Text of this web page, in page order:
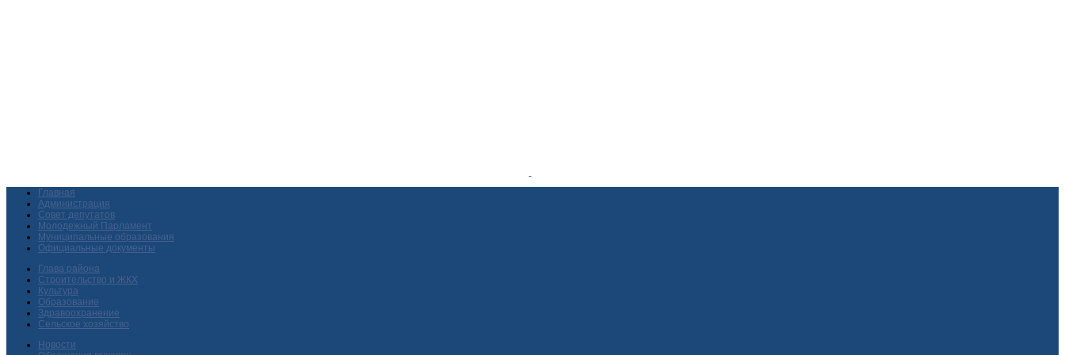
Главная
Администрация
Совет депутатов
Молодежный Парламент
Муниципальные образования
Официальные документы
Глава района
Строительство и ЖКХ
Культура
Образование
Здравоохранение
Сельское хозяйство
Новости